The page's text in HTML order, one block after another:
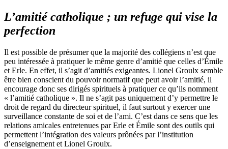
L’amitié catholique ; un refuge qui vise la
perfection
Il est possible de présumer que la majorité des collégiens n’est que
peu intéressée à pratiquer le même genre d’amitié que celles d’Émile
et Erle. En effet, il s’agit d’amitiés exigeantes. Lionel Groulx semble
être bien conscient du pouvoir normatif que peut avoir l’amitié, il
encourage donc ses dirigés spirituels à pratiquer ce qu’ils nomment
« l’amitié catholique ». Il ne s’agit pas uniquement d’y permettre le
droit de regard du directeur spirituel, il faut surtout y exercer une
surveillance constante de soi et de l’ami. C’est dans ce sens que les
relations amicales entretenues par Erle et Émile sont des outils qui
permettent l’intégration des valeurs prônées par l’institution
d’enseignement et Lionel Groulx.